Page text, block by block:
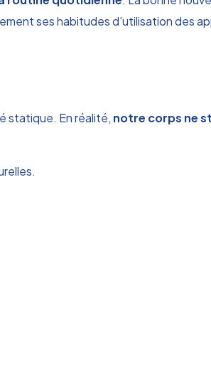
ses habitudes d’utilisation des
statique. En réalité, notre corps ne